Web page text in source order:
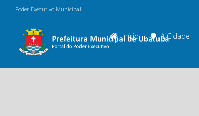
Poder Executivo Municipal
Início A Cidade